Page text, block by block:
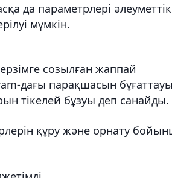
да параметрлері әлеуметтік
мүмкін.
созылған жаппай
дағы парақшасын
тікелей бұзуы деп санайды.
құру және орнату